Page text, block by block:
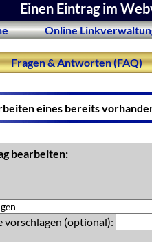
Einen Eintrag im
Online
Fragen & Antworten (FAQ)
eines bereits
bearbeiten:
vorschlagen (optional):